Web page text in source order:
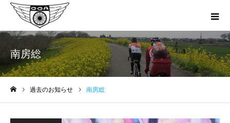
南房総
過去のお知らせ 南房総